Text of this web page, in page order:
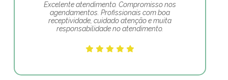
Excelente atendimento. Compromisso nos
agendamentos. Profissionais com boa
receptividade, cuidado atenção e muita
responsabilidade no atendimento.